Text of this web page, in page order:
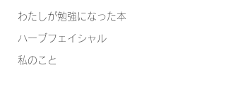
わたしが勉強になった本
ハーブフェイシャル
私のこと